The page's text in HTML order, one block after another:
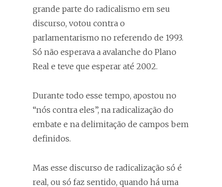
grande parte do radicalismo em seu
discurso, votou contra o
parlamentarismo no referendo de 1993.
Só não esperava a avalanche do Plano
Real e teve que esperar até 2002.
Durante todo esse tempo, apostou no
“nós contra eles”, na radicalização do
embate e na delimitação de campos bem
definidos.
Mas esse discurso de radicalização só é
real, ou só faz sentido, quando há uma